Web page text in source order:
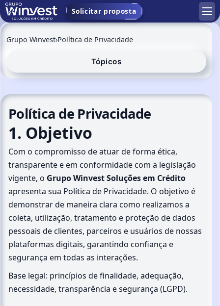
Solicitar proposta
Grupo Winvest›Política de Privacidade
Tópicos
Política de Privacidade
1. Objetivo
Com o compromisso de atuar de forma ética,
transparente e em conformidade com a legislação
vigente, o Grupo Winvest Soluções em Crédito
apresenta sua Política de Privacidade. O objetivo é
demonstrar de maneira clara como realizamos a
coleta, utilização, tratamento e proteção de dados
pessoais de clientes, parceiros e usuários de nossas
plataformas digitais, garantindo confiança e
segurança em todas as interações.
Base legal: princípios de finalidade, adequação,
necessidade, transparência e segurança (LGPD).